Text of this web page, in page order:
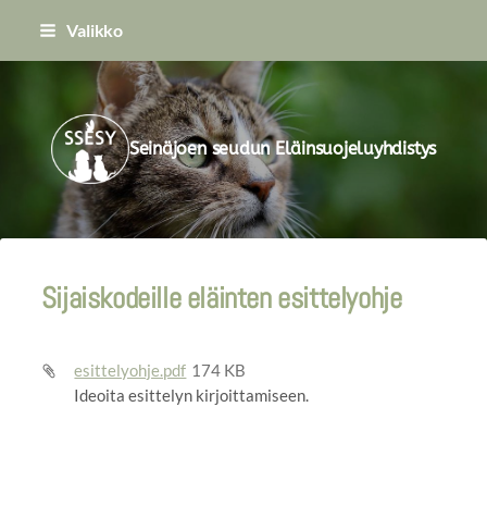
Siirry
Valikko
Seinäjoen seudun Eläinsuojeluyhdistys
Sijaiskodeille eläinten esittelyohje
esittelyohje.pdf 174 KB
Ideoita esittelyn kirjoittamiseen.